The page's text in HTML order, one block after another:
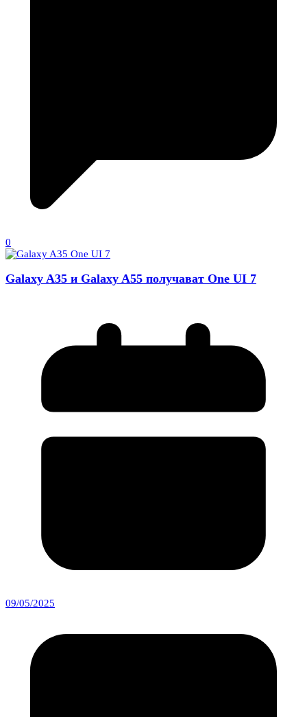
0
Galaxy A35 и Galaxy A55 получават One UI 7
09/05/2025